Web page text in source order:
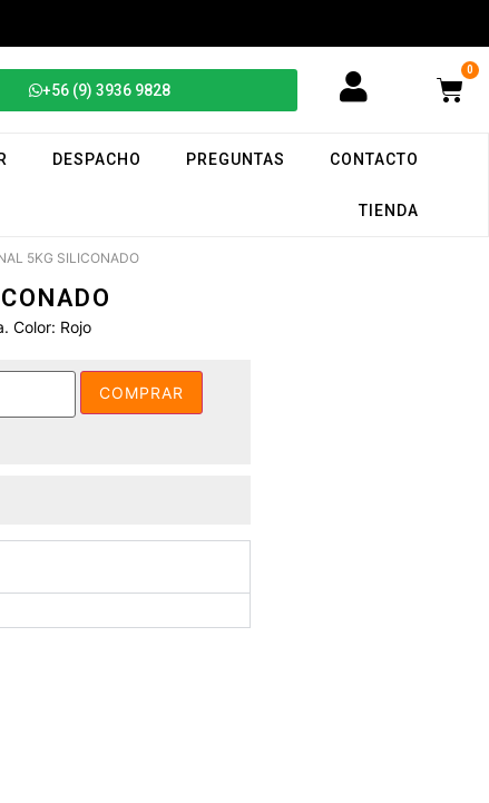
+56 (9) 3936 9828
0
DESPACHO PREGUNTAS CONTACTO
TIENDA
5KG SILICONADO
Color: Rojo
COMPRAR